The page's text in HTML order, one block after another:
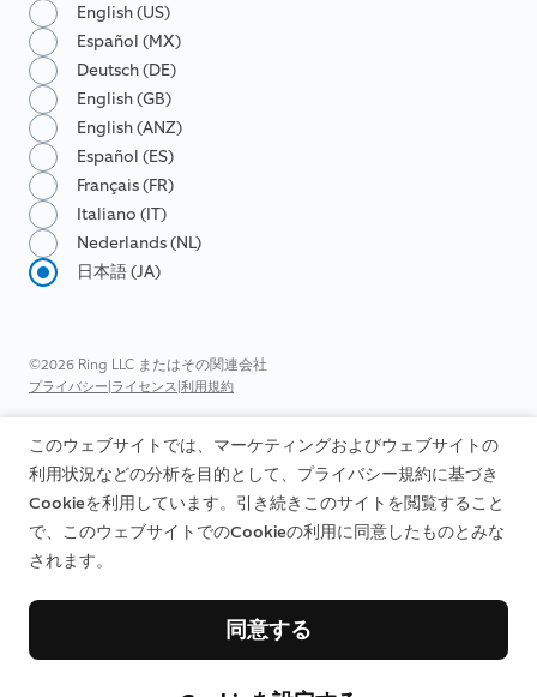
English (US)
Español (MX)
Deutsch (DE)
English (GB)
English (ANZ)
Español (ES)
Français (FR)
Italiano (IT)
Nederlands (NL)
日本語 (JA)
©2026 Ring LLC またはその関連会社
プライバシー|ライセンス|利用規約
このウェブサイトでは、マーケティングおよびウェブサイトの
利用状況などの分析を目的として、プライバシー規約に基づき
Cookieを利用しています。引き続きこのサイトを閲覧すること
で、このウェブサイトでのCookieの利用に同意したものとみな
されます。
同意する